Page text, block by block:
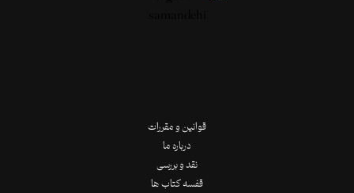
قوانین و مقررات
درباره ما
نقد و بررسی
قفسه کتاب ها